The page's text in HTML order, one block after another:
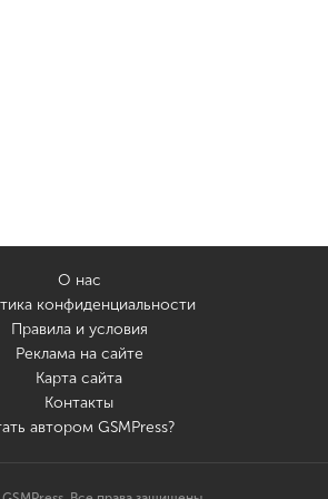
О нас
конфиденциальности
Правила и условия
Реклама на сайте
Карта сайта
Контакты
автором GSMPress?